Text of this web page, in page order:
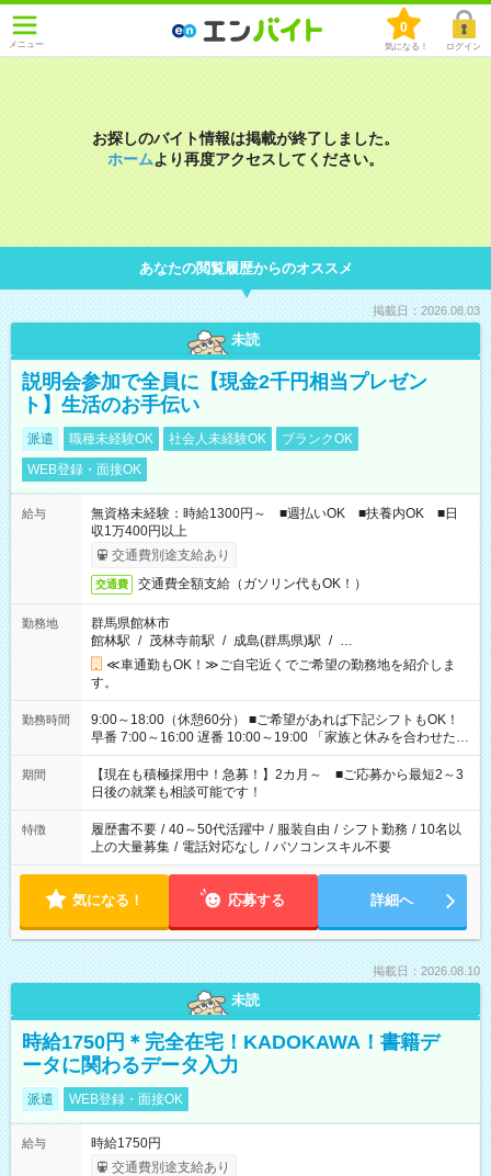
メニュー
0
気になる！ ログイン
お探しのバイト情報は掲載が終了しました。
ホームより再度アクセスしてください。
あなたの閲覧履歴からのオススメ
掲載日：2026.08.03
未読
説明会参加で全員に【現金2千円相当プレゼン
ト】生活のお手伝い
派遣 職種未経験OK 社会人未経験OK
ブランクOK
WEB登録・面接OK
給与
無資格未経験：時給1300円～ ■週払いOK ■扶養内OK ■日
収1万400円以上
交通費別途支給あり
交通費 交通費全額支給（ガソリン代もOK！）
勤務地
群馬県館林市
館林駅 / 茂林寺前駅 / 成島(群馬県)駅 / …
≪車通勤もOK！≫ご自宅近くでご希望の勤務地を紹介しま
す。
勤務時間
9:00～18:00（休憩60分） ■ご希望があれば下記シフトもOK！
早番 7:00～16:00 遅番 10:00～19:00 「家族と休みを合わせた
い」 「余裕を持って夕飯の準備がしたい」 「できれば残業はし
たくない」 など、ご希望を教えてくださいね。 ※Wワーク希望
の方へ 今ご覧のお仕事で希望する勤務時間と、もう1つのお仕事
の勤務時間。 合計で週40時間を超える場合は応募できません。
期間
【現在も積極採用中！急募！】2カ月～ ■ご応募から最短2～3
日後の就業も相談可能です！
特徴 履歴書不要 / 40～50代活躍中 / 服装自由 / シフト勤務 / 10名以
上の大量募集 / 電話対応なし / パソコンスキル不要
気になる！ 応募する 詳細へ
掲載日：2026.08.10
未読
時給1750円＊完全在宅！KADOKAWA！書籍デ
ータに関わるデータ入力
派遣 WEB登録・面接OK
給与
時給1750円
交通費別途支給あり